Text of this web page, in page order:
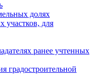
долях
участков, для
ранее учтенных
градостроительной